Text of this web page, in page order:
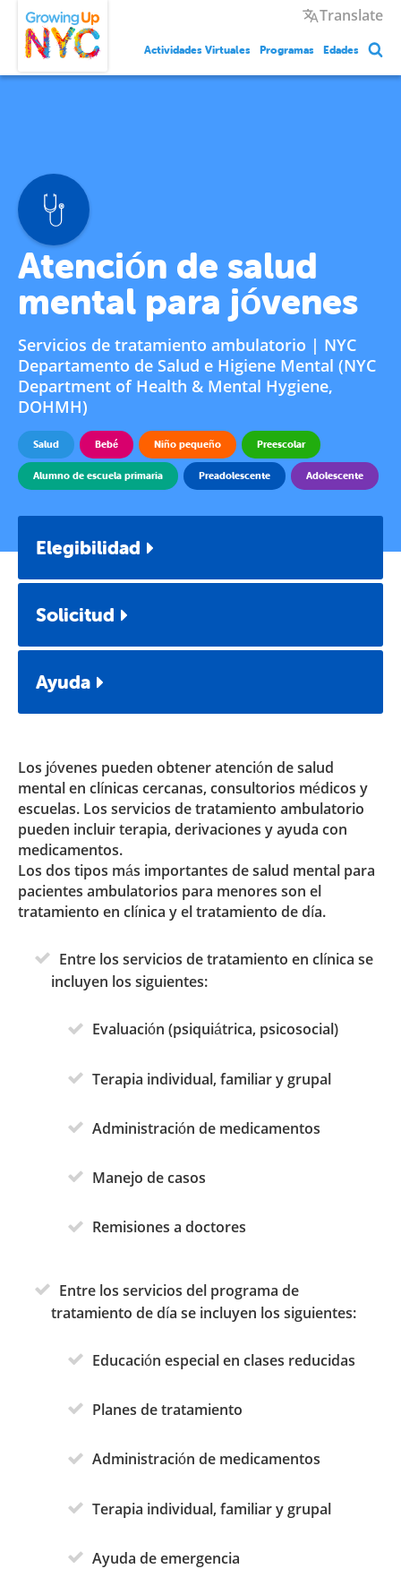
Skip
main
content
Translate
Actividades Virtuales Programas Edades
Atención de salud
mental para jóvenes
Servicios de tratamiento ambulatorio | NYC
Departamento de Salud e Higiene Mental (NYC
Department of Health & Mental Hygiene,
DOHMH)
Salud Bebé Niño pequeño Preescolar
Alumno de escuela primaria Preadolescente Adolescente
Elegibilidad
Solicitud
Ayuda
Los jóvenes pueden obtener atención de salud
mental en clínicas cercanas, consultorios médicos y
escuelas. Los servicios de tratamiento ambulatorio
pueden incluir terapia, derivaciones y ayuda con
medicamentos.
Los dos tipos más importantes de salud mental para
pacientes ambulatorios para menores son el
tratamiento en clínica y el tratamiento de día.
Entre los servicios de tratamiento en clínica se
incluyen los siguientes:
Evaluación (psiquiátrica, psicosocial)
Terapia individual, familiar y grupal
Administración de medicamentos
Manejo de casos
Remisiones a doctores
Entre los servicios del programa de
tratamiento de día se incluyen los siguientes:
Educación especial en clases reducidas
Planes de tratamiento
Administración de medicamentos
Terapia individual, familiar y grupal
Ayuda de emergencia